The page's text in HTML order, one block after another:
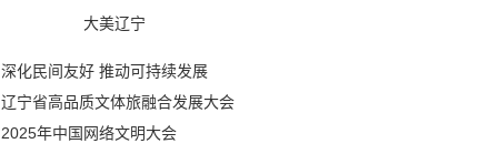
大美辽宁
深化民间友好 推动可持续发展
辽宁省高品质文体旅融合发展大会
2025年中国网络文明大会